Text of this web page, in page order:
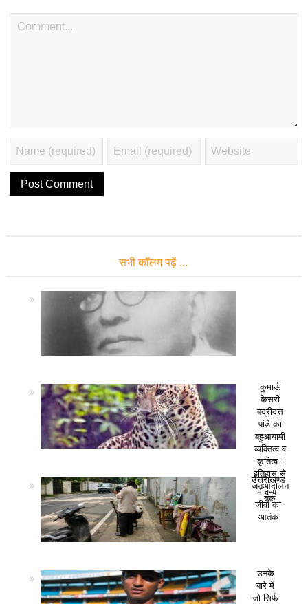
सभी कॉलम पढ़ें …
कुमाऊं
केसरी
बद्रीदत्त
पांडे का
बहुआयामी
व्यक्तित्व व
कृतित्व :
इतिहास से
जनआंदोलन
तक
उत्तराखण्ड
में वन्य-
जीवों का
आतंक
उनके
बारे में
जो सिर्फ